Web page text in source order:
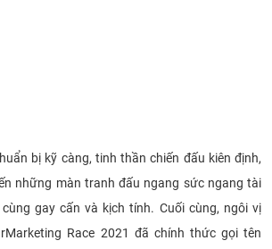
bị kỹ càng, tinh thần chiến đấu kiên định,
những màn tranh đấu ngang sức ngang tài
gay cấn và kịch tính. Cuối cùng, ngôi vị
Race 2021 đã chính thức gọi tên